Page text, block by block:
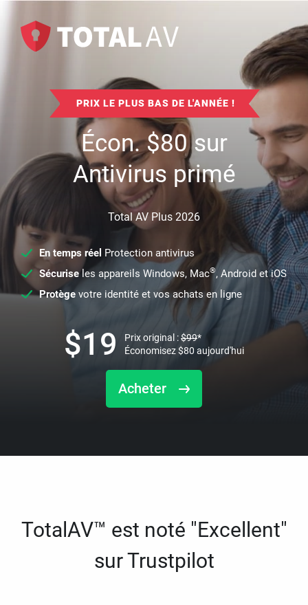
PRIX LE PLUS BAS DE L'ANNÉE !
Écon.$80sur
Antivirus primé
Total AV Plus 2026
En temps réel Protection antivirus
Sécuriseles appareils Windows, Mac®, Android et iOS
Protège votre identité et vos achats en ligne
Acheter
$19 Prix original :$99*
Économisez$80 aujourd'hui
TotalAV™ est noté "Excellent"
sur Trustpilot